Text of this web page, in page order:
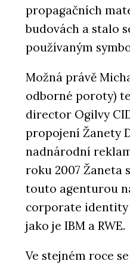
propagačních
budovách a stalo
používaným
Možná právě
odborné poroty)
director Ogilvy
propojení Žanety
nadnárodní
roku 2007 Žaneta
touto agenturou
corporate
jako je IBM a RWE.
Ve stejném roce